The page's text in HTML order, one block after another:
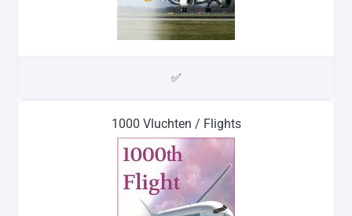
✅
1000 Vluchten / Flights